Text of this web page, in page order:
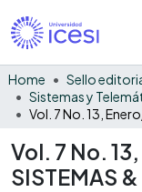
Home Sello
Sistemas y
Vol. 7 No.
SISTEMAS